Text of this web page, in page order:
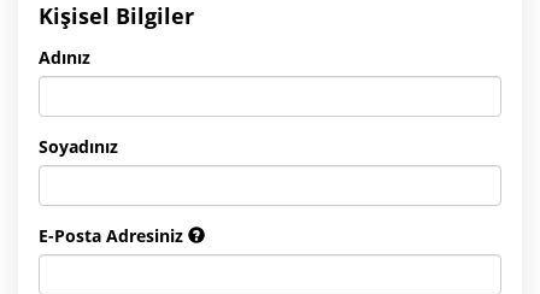
Kişisel Bilgiler
Adınız
Soyadınız
E-Posta Adresiniz